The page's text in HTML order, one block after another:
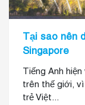
Tại sao nên
Singapore
Tiếng Anh
trên thế giới, vì
trẻ Việt...